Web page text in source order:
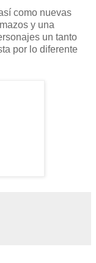
como nuevas
y una
un tanto
por lo diferente